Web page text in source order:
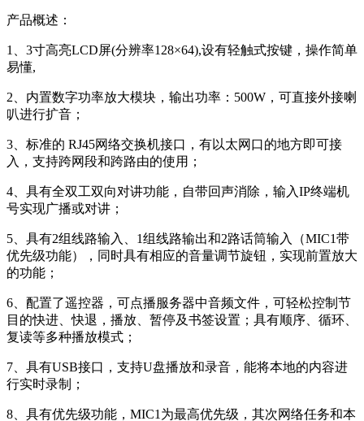
产品概述：
1、3寸高亮LCD屏(分辨率128×64),设有轻触式按键，操作简单
易懂,
2、内置数字功率放大模块，输出功率：500W，可直接外接喇
叭进行扩音；
3、标准的 RJ45网络交换机接口，有以太网口的地方即可接
入，支持跨网段和跨路由的使用；
4、具有全双工双向对讲功能，自带回声消除，输入IP终端机
号实现广播或对讲；
5、具有2组线路输入、1组线路输出和2路话筒输入（MIC1带
优先级功能），同时具有相应的音量调节旋钮，实现前置放大
的功能；
6、配置了遥控器，可点播服务器中音频文件，可轻松控制节
目的快进、快退，播放、暂停及书签设置；具有顺序、循环、
复读等多种播放模式；
7、具有USB接口，支持U盘播放和录音，能将本地的内容进
行实时录制；
8、具有优先级功能，MIC1为最高优先级，其次网络任务和本